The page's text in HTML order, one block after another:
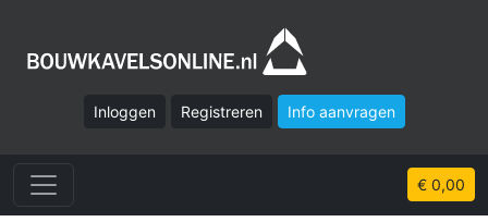
Inloggen Registreren Info aanvragen
€ 0,00